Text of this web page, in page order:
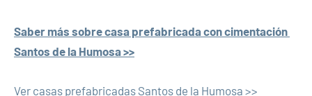
Saber más sobre casa prefabricada con cimentación
Santos de la Humosa >>
Ver casas prefabricadas Santos de la Humosa >>